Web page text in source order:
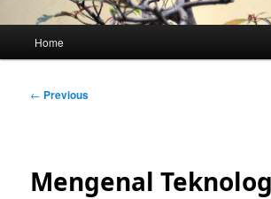
Home
Post
← Previous
Mengenal